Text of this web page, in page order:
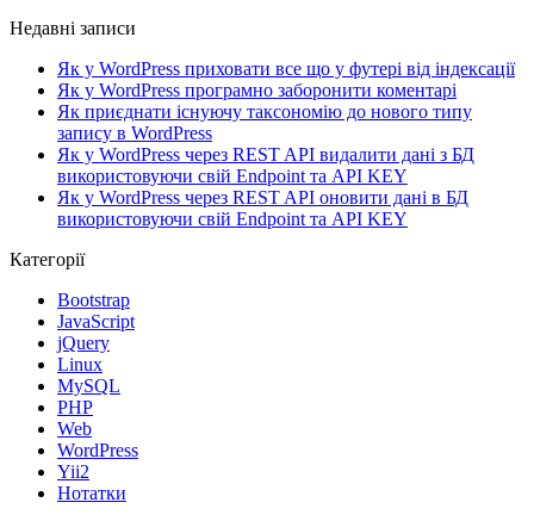
Недавні записи
Як у WordPress приховати все що у футері від індексації
Як у WordPress програмно заборонити коментарі
Як приєднати існуючу таксономію до нового типу
запису в WordPress
Як у WordPress через REST API видалити дані з БД
використовуючи свій Endpoint та API KEY
Як у WordPress через REST API оновити дані в БД
використовуючи свій Endpoint та API KEY
Категорії
Bootstrap
JavaScript
jQuery
Linux
MySQL
PHP
Web
WordPress
Yii2
Нотатки